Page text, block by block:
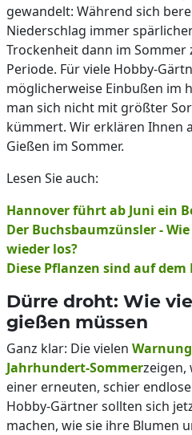
gewandelt: Während sich
Niederschlag immer
Trockenheit dann im
Periode. Für viele Hobby-
möglicherweise Einbußen im
man sich nicht mit größter
kümmert. Wir erklären Ihnen
Gießen im Sommer.
Lesen Sie auch:
Hannover führt ab Juni ein
Der Buchsbaumzünsler -
wieder los?
Diese Pflanzen sind auf
Dürre droht: Wie
gießen müssen
Ganz klar: Die vielen
Jahrhundert-Sommerzeigen,
einer erneuten, schier
Hobby-Gärtner sollten sich
machen, wie sie ihre Blumen